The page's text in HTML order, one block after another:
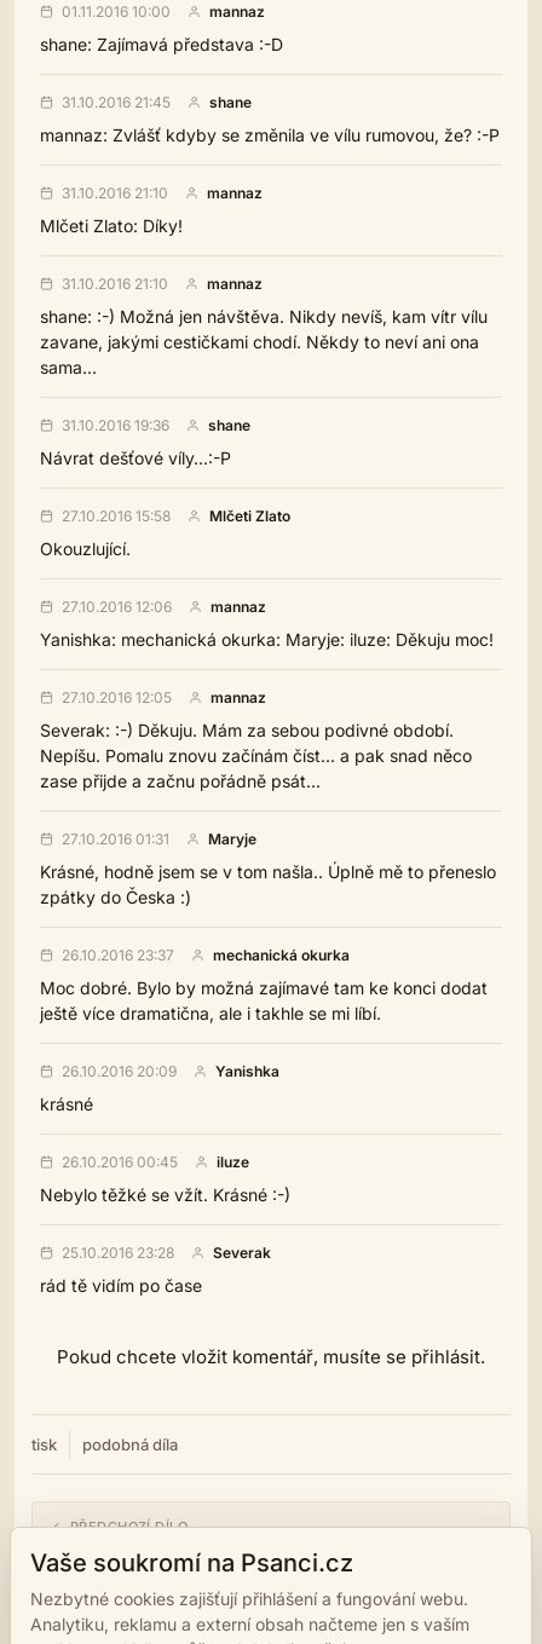
01.11.2016 10:00 mannaz
shane: Zajímavá představa :-D
31.10.2016 21:45 shane
mannaz: Zvlášť kdyby se změnila ve vílu rumovou, že? :-P
31.10.2016 21:10 mannaz
Mlčeti Zlato: Díky!
31.10.2016 21:10 mannaz
shane: :-) Možná jen návštěva. Nikdy nevíš, kam vítr vílu
zavane, jakými cestičkami chodí. Někdy to neví ani ona
sama...
31.10.2016 19:36 shane
Návrat dešťové víly...:-P
27.10.2016 15:58 Mlčeti Zlato
Okouzlující.
27.10.2016 12:06 mannaz
Yanishka: mechanická okurka: Maryje: iluze: Děkuju moc!
27.10.2016 12:05 mannaz
Severak: :-) Děkuju. Mám za sebou podivné období.
Nepíšu. Pomalu znovu začínám číst... a pak snad něco
zase přijde a začnu pořádně psát...
27.10.2016 01:31 Maryje
Krásné, hodně jsem se v tom našla.. Úplně mě to přeneslo
zpátky do Česka :)
26.10.2016 23:37 mechanická okurka
Moc dobré. Bylo by možná zajímavé tam ke konci dodat
ještě více dramatična, ale i takhle se mi líbí.
26.10.2016 20:09 Yanishka
krásné
26.10.2016 00:45 iluze
Nebylo těžké se vžít. Krásné :-)
25.10.2016 23:28 Severak
rád tě vidím po čase
Pokud chcete vložit komentář, musíte se přihlásit.
tisk podobná díla
← PŘEDCHOZÍ DÍLO
Dům
NÁSLEDUJÍCÍ DÍLO →
Vaše soukromí na Psanci.cz
Nezbytné cookies zajišťují přihlášení a fungování webu.
Analytiku, reklamu a externí obsah načteme jen s vaším